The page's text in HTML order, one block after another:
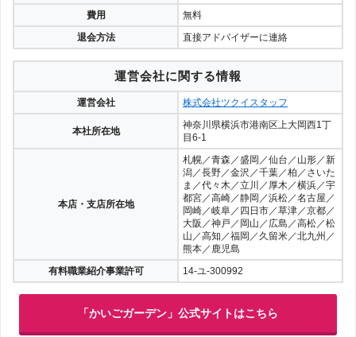
費用
無料
退会方法
直接アドバイザーに連絡
運営会社に関する情報
運営会社 株式会社ツクイスタッフ
本社所在地
神奈川県横浜市港南区上大岡西1丁
目6-1
本店・支店所在地
札幌／青森／盛岡／仙台／山形／新
潟／長野／金沢／千葉／柏／さいた
ま／代々木／立川／厚木／横浜／宇
都宮／高崎／静岡／浜松／名古屋／
岡崎／岐阜／四日市／草津／京都／
大阪／神戸／岡山／広島／高松／松
山／高知／福岡／久留米／北九州／
熊本／鹿児島
有料職業紹介事業許可
14-ユ-300992
「かいごガーデン」公式サイトはこちら